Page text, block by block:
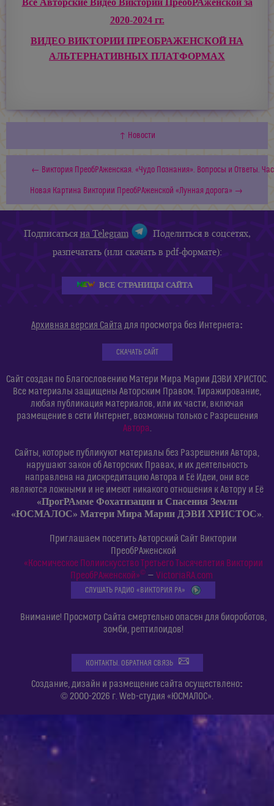
2020-2024 гг.
ВИДЕО ВИКТОРИИ ПРЕОБРАЖЕНСКОЙ НА
АЛЬТЕРНАТИВНЫХ ПЛАТФОРМАХ
↑ Новости
← Виктория ПреобРАженская. «Чудо Познания». Вопросы и Ответы.
Новая Картина Виктории ПреобРАженской «Лунная дорога» →
Подписатьсяна Telegram
Поделиться в соцсетях,
разпечатать (или скачать в pdf-формате):
ВСЕ СТРАНИЦЫ САЙТА
Архивная версия Сайта для просмотра без Интернета:
СКАЧАТЬ САЙТ
Сайт создан по Благословению Матери Мира Марии ДЭВИ ХРИСТОС.
Все материалы защищены Авторским Правом. Тиражирование,
любая публикация материалов, или их части, включая
размещение в сети Интернет, возможны только с Разрешения
Автора.
Сайты, которые публикуют материалы без Разрешения Автора,
нарушают закон об Авторских Правах, и их деятельность
направлена на дискредитацию Автора и Её Идеи, они все
являются ложными и не имеют никакого отношения к Автору и Её
«ПрогРАмме Фохатизации и Спасения Земли
«ЮСМАЛОС» Матери Мира Марии ДЭВИ ХРИСТОС».
Приглашаем посетить Авторский Сайт Виктории
ПреобРАженской
«Космическое Полиискусство Третьего Тысячелетия Виктории
ПреобРАженской»©— VictoriaRA.com
СЛУШАТЬ РАДИО «ВИКТОРИЯ РА»
Внимание! Просмотр Сайта смертельно опасен для биороботов,
зомби, рептилоидов!
КОНТАКТЫ. ОБРАТНАЯ СВЯЗЬ
Создание, дизайн и размещение сайта осуществлено:
© 2000-2026 г. Web-студия «ЮСМАЛОС».